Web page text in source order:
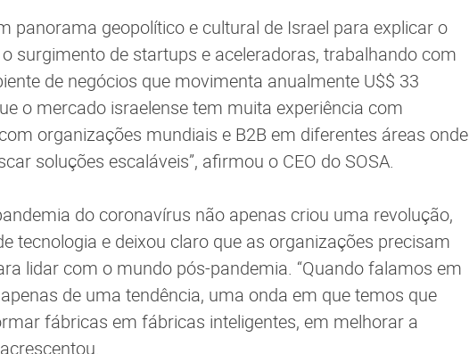
panorama geopolítico e cultural de Israel para explicar o
surgimento de startups e aceleradoras, trabalhando com
de negócios que movimenta anualmente U$$ 33
o mercado israelense tem muita experiência com
organizações mundiais e B2B em diferentes áreas onde
soluções escaláveis”, afirmou o CEO do SOSA.
do coronavírus não apenas criou uma revolução,
tecnologia e deixou claro que as organizações precisam
lidar com o mundo pós-pandemia. “Quando falamos em
de uma tendência, uma onda em que temos que
fábricas em fábricas inteligentes, em melhorar a